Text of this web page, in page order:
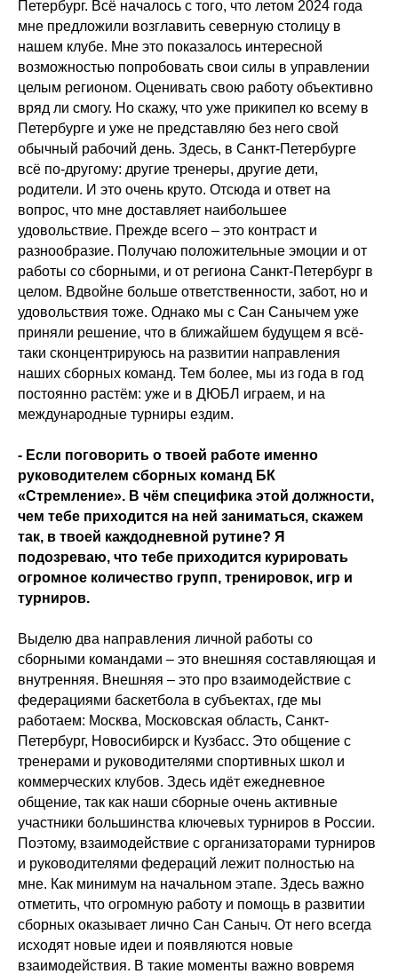
Петербург. Всё началось с того, что летом 2024 года
мне предложили возглавить северную столицу в
нашем клубе. Мне это показалось интересной
возможностью попробовать свои силы в управлении
целым регионом. Оценивать свою работу объективно
вряд ли смогу. Но скажу, что уже прикипел ко всему в
Петербурге и уже не представляю без него свой
обычный рабочий день. Здесь, в Санкт-Петербурге
всё по-другому: другие тренеры, другие дети,
родители. И это очень круто. Отсюда и ответ на
вопрос, что мне доставляет наибольшее
удовольствие. Прежде всего – это контраст и
разнообразие. Получаю положительные эмоции и от
работы со сборными, и от региона Санкт-Петербург в
целом. Вдвойне больше ответственности, забот, но и
удовольствия тоже. Однако мы с Сан Санычем уже
приняли решение, что в ближайшем будущем я всё-
таки сконцентрируюсь на развитии направления
наших сборных команд. Тем более, мы из года в год
постоянно растём: уже и в ДЮБЛ играем, и на
международные турниры ездим.
- Если поговорить о твоей работе именно
руководителем сборных команд БК
«Стремление». В чём специфика этой должности,
чем тебе приходится на ней заниматься, скажем
так, в твоей каждодневной рутине? Я
подозреваю, что тебе приходится курировать
огромное количество групп, тренировок, игр и
турниров.
Выделю два направления личной работы со
сборными командами – это внешняя составляющая и
внутренняя. Внешняя – это про взаимодействие с
федерациями баскетбола в субъектах, где мы
работаем: Москва, Московская область, Санкт-
Петербург, Новосибирск и Кузбасс. Это общение с
тренерами и руководителями спортивных школ и
коммерческих клубов. Здесь идёт ежедневное
общение, так как наши сборные очень активные
участники большинства ключевых турниров в России.
Поэтому, взаимодействие с организаторами турниров
и руководителями федераций лежит полностью на
мне. Как минимум на начальном этапе. Здесь важно
отметить, что огромную работу и помощь в развитии
сборных оказывает лично Сан Саныч. От него всегда
исходят новые идеи и появляются новые
взаимодействия. В такие моменты важно вовремя